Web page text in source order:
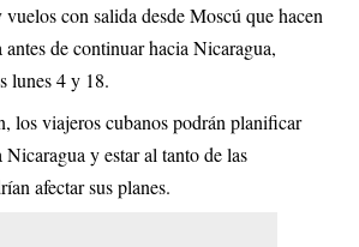
con salida desde Moscú que hacen
de continuar hacia Nicaragua,
lunes 4 y 18.
los viajeros cubanos podrán planificar
Nicaragua y estar al tanto de las
afectar sus planes.